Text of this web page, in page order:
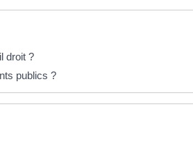
droit ?
publics ?